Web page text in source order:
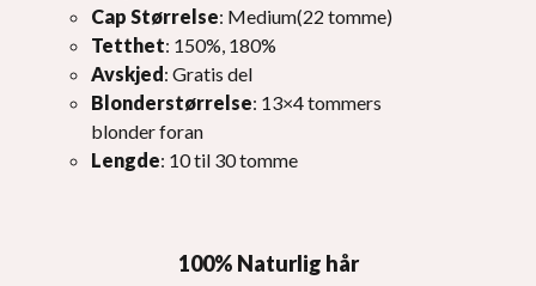
Cap Størrelse: Medium(22 tomme)
Tetthet: 150%, 180%
Avskjed: Gratis del
Blonderstørrelse: 13×4 tommers
blonder foran
Lengde: 10 til 30 tomme
100% Naturlig hår